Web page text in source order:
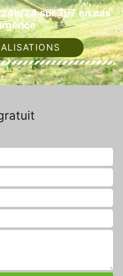
24 sur 7j/7 en cas